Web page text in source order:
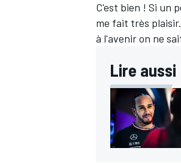
C'est bien ! Si un
me fait très
à l'avenir on ne
Lire aussi